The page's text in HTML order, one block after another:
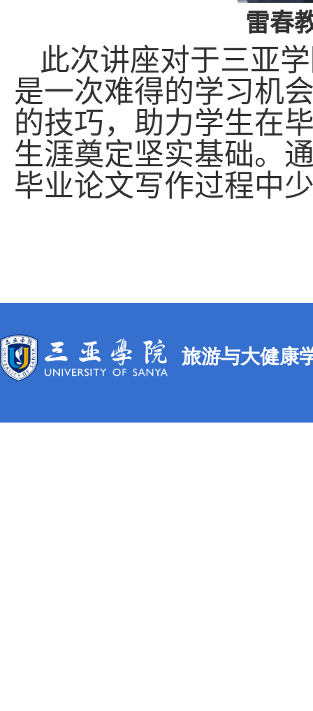
雷春
此次讲座对于三亚
是一次难得的学习机
的技巧，助力学生在
生涯奠定坚实基础。
毕业论文写作过程中
旅游与大健康